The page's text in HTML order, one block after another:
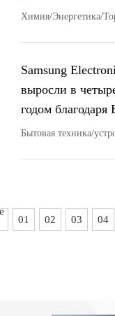
Химия/Энергетика/
Samsung
выросли в
годом
Бытовая техника/
01 02 03 04